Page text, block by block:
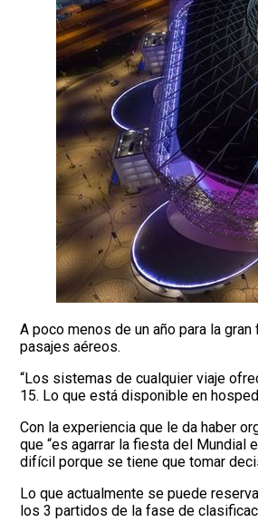
A poco menos de un año para la
pasajes aéreos.
“Los sistemas de cualquier viaje
15. Lo que está disponible en
Con la experiencia que le da haber
que “es agarrar la fiesta del Mundial
difícil porque se tiene que tomar
Lo que actualmente se puede
los 3 partidos de la fase de